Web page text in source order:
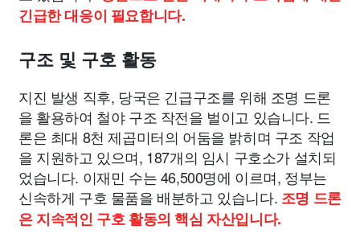
긴급한 대응이 필요합니다.
구조 및 구호 활동
지진 발생 직후, 당국은 긴급구조를 위해 조명 드론
을 활용하여 철야 구조 작전을 벌이고 있습니다. 드
론은 최대 8천 제곱미터의 어둠을 밝히며 구조 작업
을 지원하고 있으며, 187개의 임시 구호소가 설치되
었습니다. 이재민 수는 46,500명에 이르며, 정부는
신속하게 구호 물품을 배분하고 있습니다. 조명 드론
은 지속적인 구호 활동의 핵심 자산입니다.